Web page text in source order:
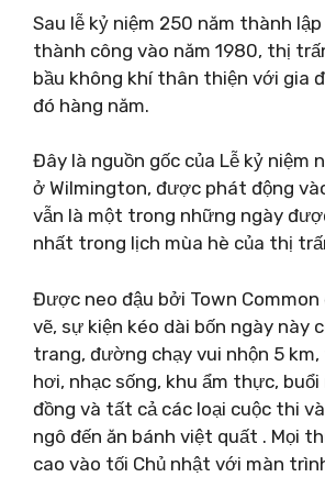
Sau lễ kỷ niệm 250 năm thành
thành công vào năm 1980, thị
bầu không khí thân thiện với gia
đó hàng năm.
Đây là nguồn gốc của Lễ kỷ niệm
ở Wilmington, được phát động
vẫn là một trong những ngày
nhất trong lịch mùa hè của thị
Được neo đậu bởi Town
vẽ, sự kiện kéo dài bốn ngày này
trang, đường chạy vui nhộn 5
hơi, nhạc sống, khu ẩm thực, buổi
đồng và tất cả các loại cuộc thi
ngô đến ăn bánh việt quất . Mọi
cao vào tối Chủ nhật với màn